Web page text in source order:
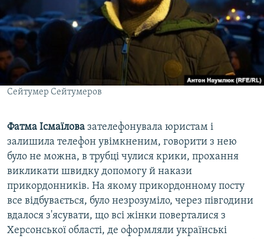
Сейтумер Сейтумеров
Фатма Ісмаїлова зателефонувала юристам і
залишила телефон увімкненим, говорити з нею
було не можна, в трубці чулися крики, прохання
викликати швидку допомогу й накази
прикордонників. На якому прикордонному посту
все відбувається, було незрозуміло, через півгодини
вдалося з'ясувати, що всі жінки поверталися з
Херсонської області, де оформляли українські